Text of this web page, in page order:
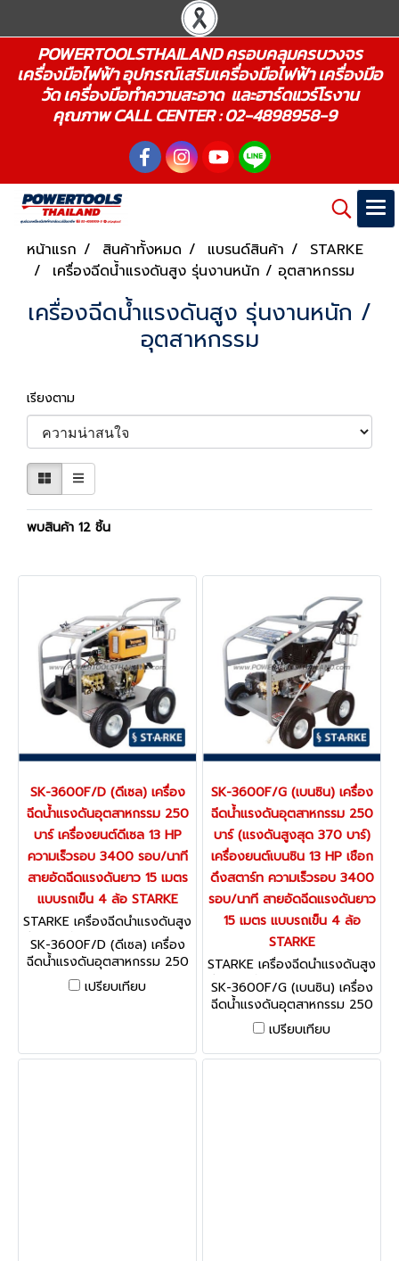
POWERTOOLSTHAILAND ครอบคลุมครบวงจร
เครื่องมือไฟฟ้า อุปกรณ์เสริมเครื่องมือไฟฟ้า เครื่องมือ
วัด เครื่องมือทำความสะอาด และฮาร์ดแวร์โรงาน
คุณภาพ CALL CENTER : 02-4898958-9
หน้าแรก สินค้าทั้งหมด แบรนด์สินค้า
STARKE
เครื่องฉีดน้ำแรงดันสูง รุ่นงานหนัก / อุตสาหกรรม
เครื่องฉีดน้ำแรงดันสูง รุ่นงานหนัก /
อุตสาหกรรม
เรียงตาม
พบสินค้า 12 ชิ้น
SK-3600F/D (ดีเซล) เครื่อง
ฉีดน้ำแรงดันอุตสาหกรรม 250
บาร์ เครื่องยนต์ดีเซล 13 HP
ความเร็วรอบ 3400 รอบ/นาที
สายอัดฉีดแรงดันยาว 15 เมตร
แบบรถเข็น 4 ล้อ STARKE
STARKE เครื่องฉีดน้ำแรงดันสูง
รุ่นงานหนัก / อุตสาหกรรม SK-
3600F/D (ดีเซล)
SK-3600F/D (ดีเซล) เครื่อง
ฉีดน้ำแรงดันอุตสาหกรรม 250
บาร์ เครื่องยนต์ดีเซล 13 HP
ความเร็วรอบ 3400 รอบ/นาที
เปรียบเทียบ
SK-3600F/G (เบนซิน) เครื่อง
ฉีดน้ำแรงดันอุตสาหกรรม 250
บาร์ (แรงดันสูงสุด 370 บาร์)
เครื่องยนต์เบนซิน 13 HP เชือก
ดึงสตาร์ท ความเร็วรอบ 3400
รอบ/นาที สายอัดฉีดแรงดันยาว
15 เมตร แบบรถเข็น 4 ล้อ
STARKE
STARKE เครื่องฉีดน้ำแรงดันสูง
รุ่นงานหนัก / อุตสาหกรรม SK-
3600F/G (เบนซิน)
SK-3600F/G (เบนซิน) เครื่อง
ฉีดน้ำแรงดันอุตสาหกรรม 250
บาร์ (แรงดันสูงสุด 370 บาร์)
เครื่องยนต์เบนซิน 13 HP เชือก
ดึงสตาร์ท ความเร็วรอบ 3400
เปรียบเทียบ